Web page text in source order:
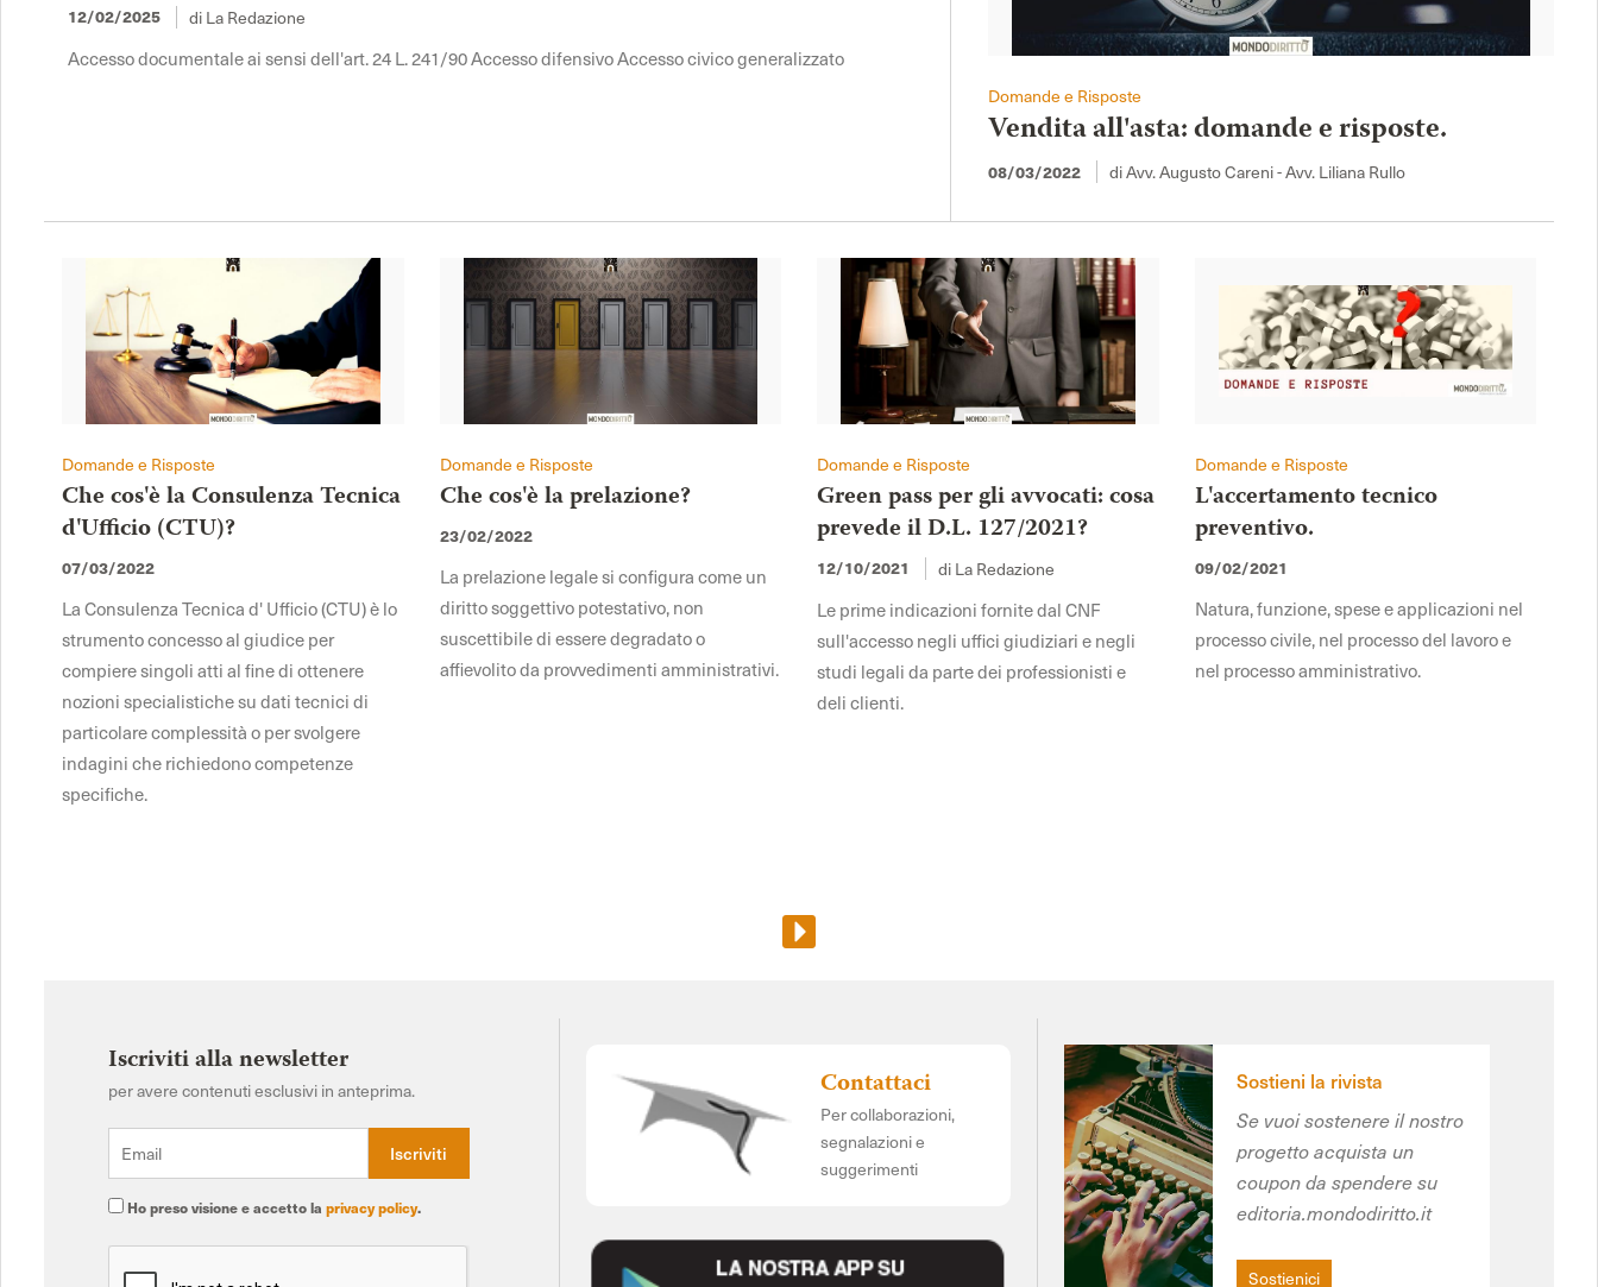
12/02/2025 di La Redazione
Accesso documentale ai sensi dell'art. 24 L. 241/90 Accesso difensivo Accesso civico generalizzato
Domande e Risposte
Vendita all'asta: domande e risposte.
08/03/2022 di Avv. Augusto Careni - Avv. Liliana Rullo
Domande e Risposte
Che cos'è la Consulenza Tecnica
d'Ufficio (CTU)?
07/03/2022
La Consulenza Tecnica d' Ufficio (CTU) è lo
strumento concesso al giudice per
compiere singoli atti al fine di ottenere
nozioni specialistiche su dati tecnici di
particolare complessità o per svolgere
indagini che richiedono competenze
specifiche.
Domande e Risposte
Che cos'è la prelazione?
23/02/2022
La prelazione legale si configura come un
diritto soggettivo potestativo, non
suscettibile di essere degradato o
affievolito da provvedimenti amministrativi.
Domande e Risposte
Green pass per gli avvocati: cosa
prevede il D.L. 127/2021?
12/10/2021 di La Redazione
Le prime indicazioni fornite dal CNF
sull'accesso negli uffici giudiziari e negli
studi legali da parte dei professionisti e
deli clienti.
Domande e Risposte
L'accertamento tecnico
preventivo.
09/02/2021
Natura, funzione, spese e applicazioni nel
processo civile, nel processo del lavoro e
nel processo amministrativo.
Iscriviti alla newsletter
per avere contenuti esclusivi in anteprima.
Ho preso visione e accetto la privacy policy.
Contattaci
Per collaborazioni,
segnalazioni e
suggerimenti
Sostieni la rivista
Se vuoi sostenere il nostro
progetto acquista un
coupon da spendere su
editoria.mondodiritto.it
Sostienici